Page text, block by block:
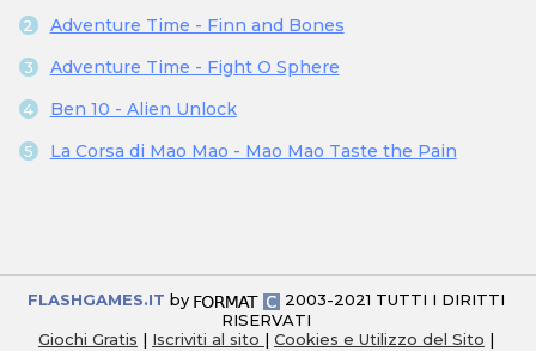
Adventure Time - Finn and Bones
Adventure Time - Fight O Sphere
Ben 10 - Alien Unlock
La Corsa di Mao Mao - Mao Mao Taste the Pain
FLASHGAMES.IT by
2003-2021 TUTTI I DIRITTI
RISERVATI
Giochi Gratis | Iscriviti al sito | Cookies e Utilizzo del Sito |